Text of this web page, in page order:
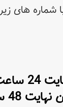
شماره های
کاری
ساعت کاری